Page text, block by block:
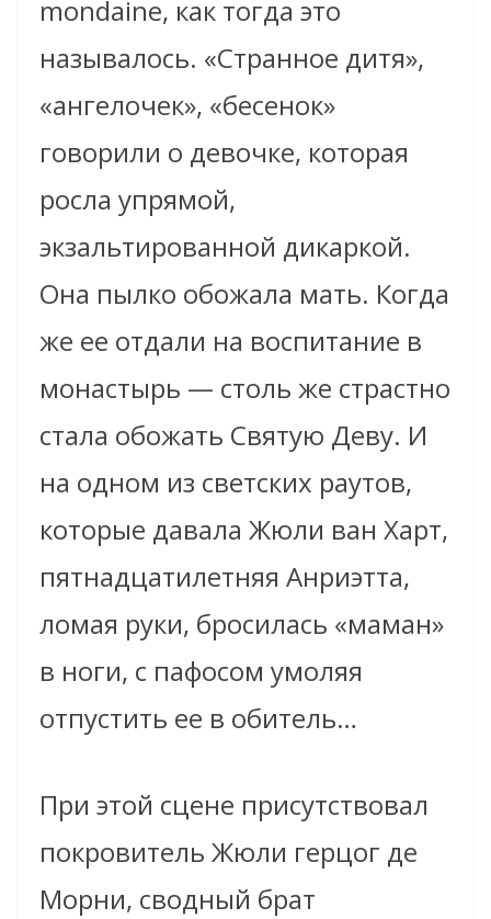
mondaine, как тогда это
называлось. «Странное дитя»,
«ангелочек», «бесенок»
говорили о девочке, которая
росла упрямой,
экзальтированной дикаркой.
Она пылко обожала мать. Когда
же ее отдали на воспитание в
монастырь — столь же страстно
стала обожать Святую Деву. И
на одном из светских раутов,
которые давала Жюли ван Харт,
пятнадцатилетняя Анриэтта,
ломая руки, бросилась «маман»
в ноги, с пафосом умоляя
отпустить ее в обитель…
При этой сцене присутствовал
покровитель Жюли герцог де
Морни, сводный брат